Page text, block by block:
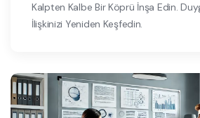
Kalpten Kalbe Bir Köprü İnşa Edin.
İlişkinizi Yeniden Keşfedin.